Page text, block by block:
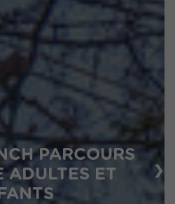
PARCOURS
ADULTES ET
❯